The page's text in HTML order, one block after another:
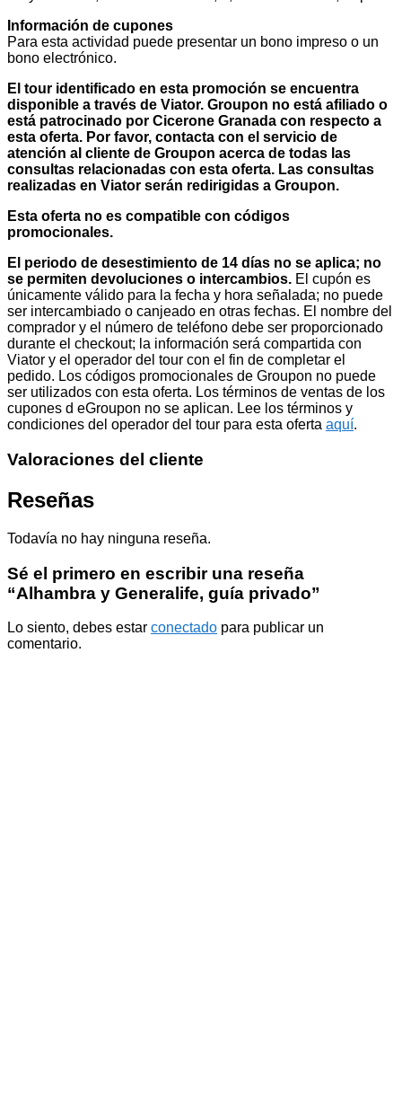
Información de cupones
Para esta actividad puede presentar un bono impreso o un
bono electrónico.
El tour identificado en esta promoción se encuentra
disponible a través de Viator. Groupon no está afiliado o
está patrocinado por Cicerone Granada con respecto a
esta oferta. Por favor, contacta con el servicio de
atención al cliente de Groupon acerca de todas las
consultas relacionadas con esta oferta. Las consultas
realizadas en Viator serán redirigidas a Groupon.
Esta oferta no es compatible con códigos
promocionales.
El periodo de desestimiento de 14 días no se aplica; no
se permiten devoluciones o intercambios. El cupón es
únicamente válido para la fecha y hora señalada; no puede
ser intercambiado o canjeado en otras fechas. El nombre del
comprador y el número de teléfono debe ser proporcionado
durante el checkout; la información será compartida con
Viator y el operador del tour con el fin de completar el
pedido. Los códigos promocionales de Groupon no puede
ser utilizados con esta oferta. Los términos de ventas de los
cupones d eGroupon no se aplican. Lee los términos y
condiciones del operador del tour para esta oferta aquí.
Valoraciones del cliente
Reseñas
Todavía no hay ninguna reseña.
Sé el primero en escribir una reseña
“Alhambra y Generalife, guía privado”
Lo siento, debes estar conectado para publicar un
comentario.